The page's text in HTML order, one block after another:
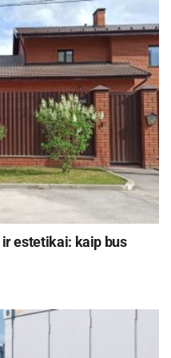
puikiomis verslo
pridėtinės vertės
gali tapti miesto
ir padėtų miesto
aiškia kryptimi“, –
estetikai: kaip bus